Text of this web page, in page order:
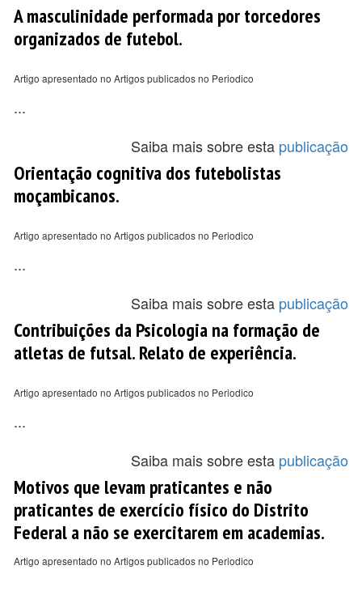
A masculinidade performada por torcedores
organizados de futebol.
Artigo apresentado no Artigos publicados no Periodico
...
Saiba mais sobre esta publicação
Orientação cognitiva dos futebolistas
moçambicanos.
Artigo apresentado no Artigos publicados no Periodico
...
Saiba mais sobre esta publicação
Contribuições da Psicologia na formação de
atletas de futsal. Relato de experiência.
Artigo apresentado no Artigos publicados no Periodico
...
Saiba mais sobre esta publicação
Motivos que levam praticantes e não
praticantes de exercício físico do Distrito
Federal a não se exercitarem em academias.
Artigo apresentado no Artigos publicados no Periodico